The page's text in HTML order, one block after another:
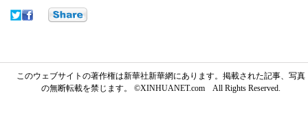
このウェブサイトの著作権は新華社新華網にあります。掲載された記事、写真
の無断転載を禁じます。 ©XINHUANET.com All Rights Reserved.